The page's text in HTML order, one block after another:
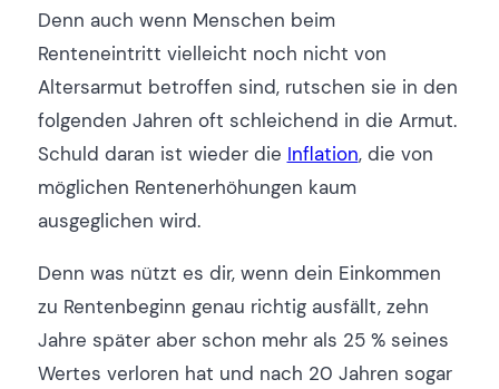
Denn auch wenn Menschen beim
Renteneintritt vielleicht noch nicht von
Altersarmut betroffen sind, rutschen sie in den
folgenden Jahren oft schleichend in die Armut.
Schuld daran ist wieder die Inflation, die von
möglichen Rentenerhöhungen kaum
ausgeglichen wird.
Denn was nützt es dir, wenn dein Einkommen
zu Rentenbeginn genau richtig ausfällt, zehn
Jahre später aber schon mehr als 25 % seines
Wertes verloren hat und nach 20 Jahren sogar